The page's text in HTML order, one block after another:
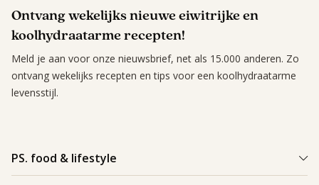
Ontvang wekelijks nieuwe eiwitrijke en
koolhydraatarme recepten!
Meld je aan voor onze nieuwsbrief, net als 15.000 anderen. Zo
ontvang wekelijks recepten en tips voor een koolhydraatarme
levensstijl.
PS. food & lifestyle